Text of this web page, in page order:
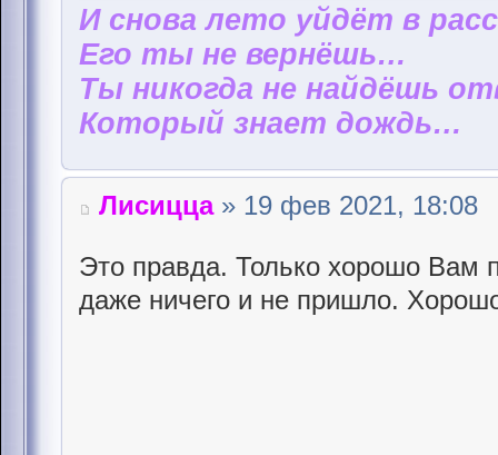
И снова лето уйдёт в
Его ты не вернёшь…
Ты никогда не найдёшь
Который знает дождь…
Лисицца» 19 фев 2021, 18:08
Это правда. Только хорошо Вам
даже ничего и не пришло.